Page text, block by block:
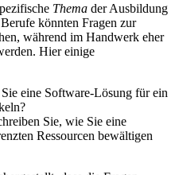
Thema der Ausbildung
könnten Fragen zur
während im Handwerk eher
Hier einige
eine Software-Lösung für ein
Sie, wie Sie eine
Ressourcen bewältigen